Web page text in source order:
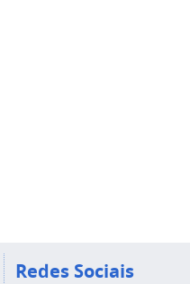
Redes Sociais